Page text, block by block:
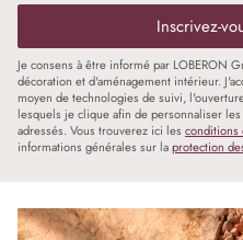
Inscrivez-
Je consens à être informé par LOBERON
décoration et d'aménagement intérieur.
moyen de technologies de suivi,
lesquels je clique afin de personnaliser
adressés. Vous trouverez ici les conditions
informations générales sur laprotection